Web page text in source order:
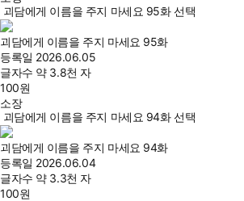
괴담에게 이름을 주지 마세요 95화 선택
괴담에게 이름을 주지 마세요 95화
등록일 2026.06.05
글자수 약 3.8천 자
100원
소장
괴담에게 이름을 주지 마세요 94화 선택
괴담에게 이름을 주지 마세요 94화
등록일 2026.06.04
글자수 약 3.3천 자
100원